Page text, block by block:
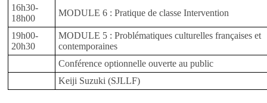
16h30-
18h00
MODULE 6 : Pratique de classe Intervention
19h00-
20h30
MODULE 5 : Problématiques culturelles françaises et
contemporaines
Conférence optionnelle ouverte au public
Keiji Suzuki (SJLLF)